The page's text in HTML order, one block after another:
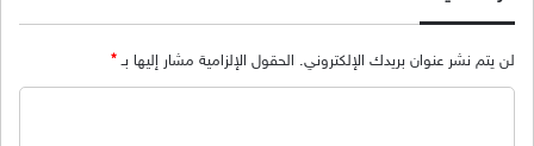
لن يتم نشر عنوان بريدك الإلكتروني. الحقول الإلزامية مشار إليها بـ*